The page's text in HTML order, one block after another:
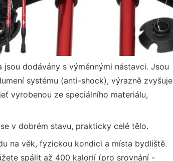
dodávány s výměnnými nástavci. Jsou
systému (anti-shock), výrazně zvyšuje
vyrobenou ze speciálního materiálu,
v dobrém stavu, prakticky celé tělo.
na věk, fyzickou kondici a místa bydliště.
spálit až 400 kalorií (pro srovnání -